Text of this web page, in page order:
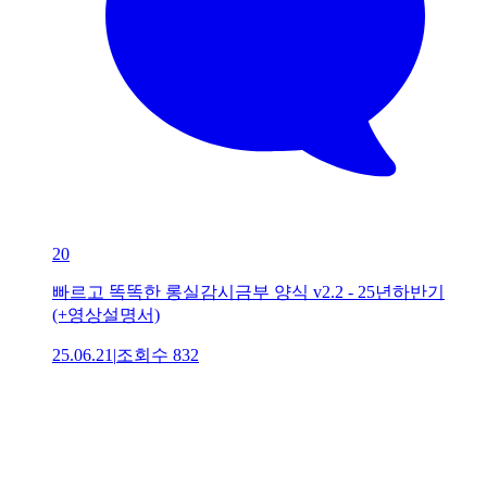
20
빠르고 똑똑한 롱실감시금부 양식 v2.2 - 25년하반기
(+영상설명서)
25.06.21 |조회수 832